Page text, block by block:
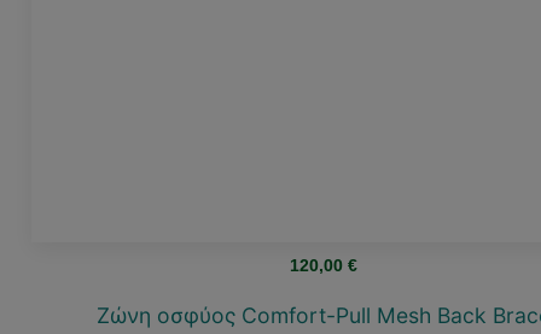
120,00 €
Ζώνη οσφύος Comfort-Pull Mesh Back